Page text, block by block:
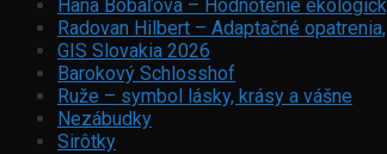
Hana Bobáľová – Hodnotenie
Radovan Hilbert – Adaptačné
GIS Slovakia 2026
Barokový Schlosshof
Ruže – symbol lásky, krásy a vášne
Nezábudky
Sirôtky